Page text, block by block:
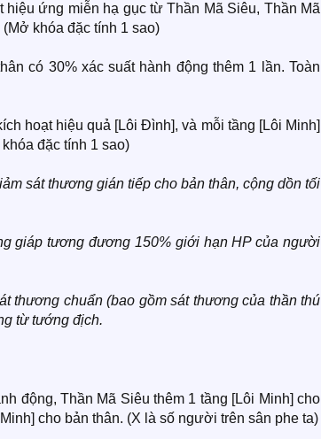
ứng miễn hạ gục từ Thần Mã Siêu, Thần Mã
khóa đặc tính 1 sao)
có 30% xác suất hành động thêm 1 lần. Toàn
hoạt hiệu quả [Lôi Đình], và mỗi tầng [Lôi Minh]
đặc tính 1 sao)
sát thương gián tiếp cho bản thân, cộng dồn tối
giáp tương đương 150% giới hạn HP của người
thương chuẩn (bao gồm sát thương của thần thú
từ tướng địch.
động, Thần Mã Siêu thêm 1 tầng [Lôi Minh] cho
cho bản thân. (X là số người trên sân phe ta)